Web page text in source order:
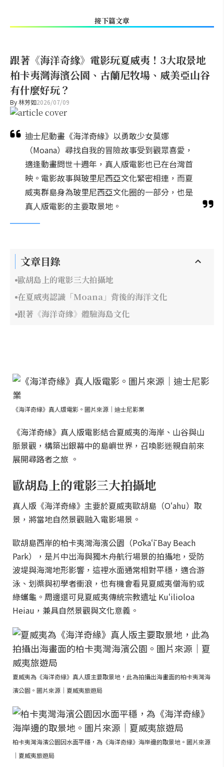
接下篇文章
跟著《海洋奇緣》電影玩夏威夷！3大取景地
柏卡夷灣海濱公園、古蘭尼牧場、威美亞山谷
有什麼好玩？
By林芳如2026/07/09
迪士尼動畫《海洋奇緣》以勇敢少女莫娜
（Moana）尋找自我的冒險故事受到觀眾喜愛，
適逢動畫問世十週年，真人版電影也已在台灣首
映。電影故事與玻里尼西亞文化緊密相連，而夏
威夷群島身為玻里尼西亞文化圈的一部分，也是
真人版電影的主要取景地。
文章目錄
歐胡島上的電影三大拍攝地
在夏威夷認識「Moana」背後的海洋文化
跟著《海洋奇緣》體驗海島文化
《海洋奇緣》真人版電影。圖片來源｜迪士尼影業
《海洋奇緣》真人版電影結合夏威夷的海岸、山谷與山
脈景觀，構築出銀幕中的島嶼世界，召喚影迷親自前來
展開尋路者之旅 。
歐胡島上的電影三大拍攝地
真人版《海洋奇緣》主要於夏威夷歐胡島（Oʻahu）取
景，將當地自然景觀融入電影場景。
歐胡島西岸的柏卡夷灣海濱公園（Pōkaʻī Bay Beach
Park），是片中出海與獨木舟航行場景的拍攝地，受防
波堤與海灣地形影響，這裡水面通常相對平穩，適合游
泳、划槳與初學者衝浪，也有機會看見夏威夷僧海豹或
綠蠵龜。周邊還可見夏威夷傳統宗教遺址 Kuʻilioloa
Heiau，兼具自然景觀與文化意義。
夏威夷為《海洋奇緣》真人版主要取景地，此為拍攝出海畫面的柏卡夷灣海
濱公園。圖片來源｜夏威夷旅遊局
柏卡夷灣海濱公園因水面平穩，為《海洋奇緣》海岸邊的取景地。圖片來源
｜夏威夷旅遊局